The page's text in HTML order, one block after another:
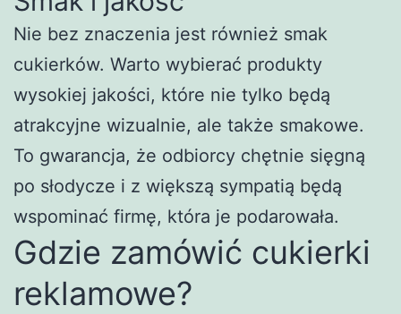
Nie bez znaczenia jest również smak
cukierków. Warto wybierać produkty
wysokiej jakości, które nie tylko będą
atrakcyjne wizualnie, ale także smakowe.
To gwarancja, że odbiorcy chętnie sięgną
po słodycze i z większą sympatią będą
wspominać firmę, która je podarowała.
Gdzie zamówić cukierki
reklamowe?